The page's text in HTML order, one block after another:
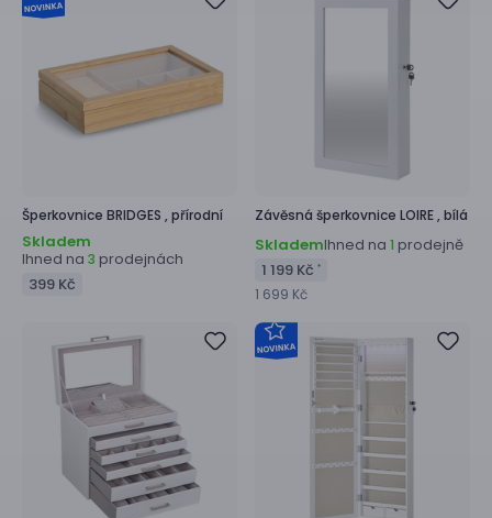
Šperkovnice BRIDGES , přírodní
Skladem
Ihned na 3 prodejnách
399 Kč
Závěsná šperkovnice LOIRE , bílá
SklademIhned na 1 prodejně
1 199 Kč *
1 699 Kč